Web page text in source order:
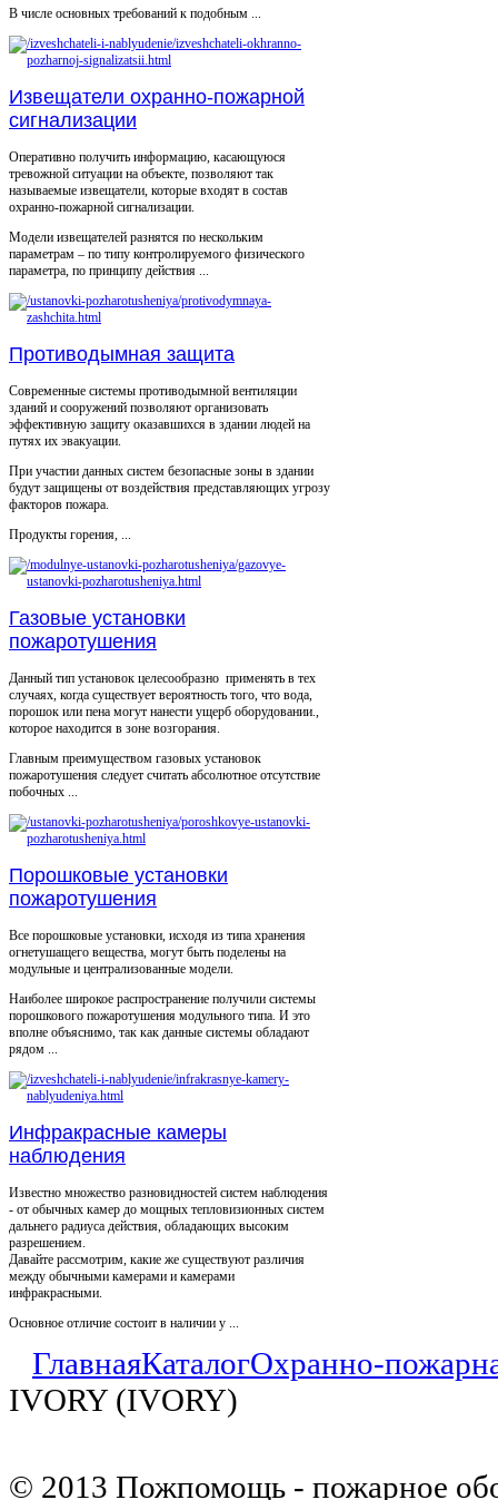
В числе основных требований к подобным ...
Извещатели охранно-пожарной
сигнализации
Оперативно получить информацию, касающуюся
тревожной ситуации на объекте, позволяют так
называемые извещатели, которые входят в состав
охранно-пожарной сигнализации.
Модели извещателей разнятся по нескольким
параметрам – по типу контролируемого физического
параметра, по принципу действия ...
Противодымная защита
Современные системы противодымной вентиляции
зданий и сооружений позволяют организовать
эффективную защиту оказавшихся в здании людей на
путях их эвакуации.
При участии данных систем безопасные зоны в здании
будут защищены от воздействия представляющих угрозу
факторов пожара.
Продукты горения, ...
Газовые установки
пожаротушения
Данный тип установок целесообразно применять в тех
случаях, когда существует вероятность того, что вода,
порошок или пена могут нанести ущерб оборудовании.,
которое находится в зоне возгорания.
Главным преимуществом газовых установок
пожаротушения следует считать абсолютное отсутствие
побочных ...
Порошковые установки
пожаротушения
Все порошковые установки, исходя из типа хранения
огнетушащего вещества, могут быть поделены на
модульные и централизованные модели.
Наиболее широкое распространение получили системы
порошкового пожаротушения модульного типа. И это
вполне объяснимо, так как данные системы обладают
рядом ...
Инфракрасные камеры
наблюдения
Известно множество разновидностей систем наблюдения
- от обычных камер до мощных тепловизионных систем
дальнего радиуса действия, обладающих высоким
разрешением.
Давайте рассмотрим, какие же существуют различия
между обычными камерами и камерами
инфракрасными.
Основное отличие состоит в наличии у ...
ГлавнаяКаталогОхранно-
IVORY (IVORY)
© 2013 Пожпомощь - пожарное